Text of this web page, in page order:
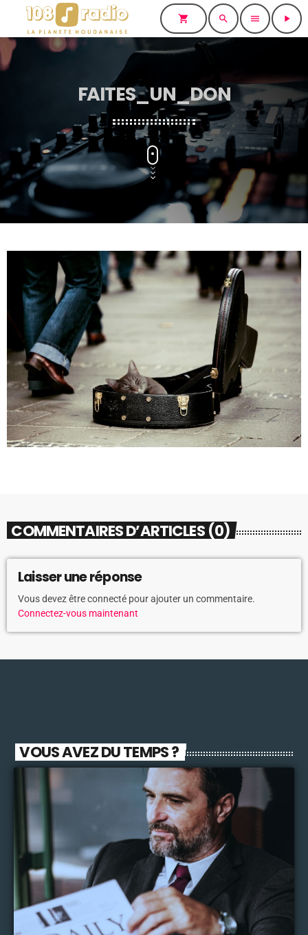
shopping_cart search menu play_arrow
FAITES_UN_DON
COMMENTAIRES D’ARTICLES (0)
Laisser une réponse
Vous devez être connecté pour ajouter un commentaire.
Connectez-vous maintenant
VOUS AVEZ DU TEMPS ?